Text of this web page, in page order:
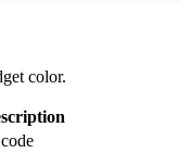
color.